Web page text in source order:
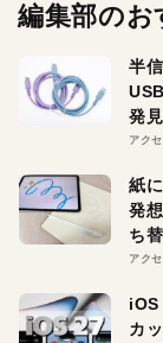
編集部のお
半
発
アク
紙
発
ち
アク
iOS
カ